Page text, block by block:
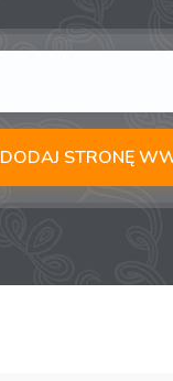
DODAJ STRONĘ